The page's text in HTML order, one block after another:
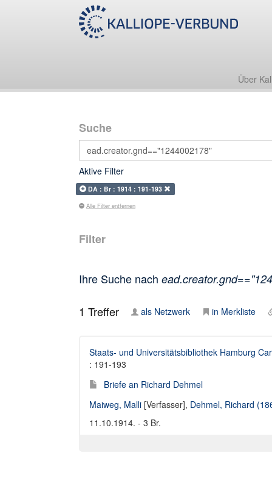
Über
Suche
Aktive Filter
DA : Br : 1914 : 191-193
Alle Filter entfernen
Filter
Ihre Suche nach
1 Treffer als Netzwerk in Merkliste
Staats- und Universitätsbibliothek Hamburg
: 191-193
Briefe an Richard Dehmel
Maiweg, Malli [Verfasser], Dehmel, Richard
11.10.1914. - 3 Br.